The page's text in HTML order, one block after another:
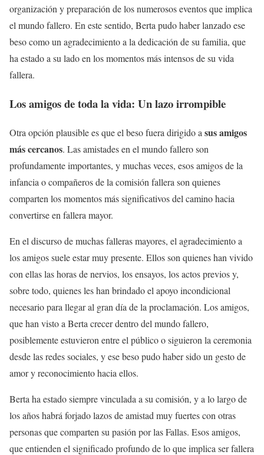
organización y preparación de los numerosos eventos que implica
el mundo fallero. En este sentido, Berta pudo haber lanzado ese
beso como un agradecimiento a la dedicación de su familia, que
ha estado a su lado en los momentos más intensos de su vida
fallera.
Los amigos de toda la vida: Un lazo irrompible
Otra opción plausible es que el beso fuera dirigido a sus amigos
más cercanos. Las amistades en el mundo fallero son
profundamente importantes, y muchas veces, esos amigos de la
infancia o compañeros de la comisión fallera son quienes
comparten los momentos más significativos del camino hacia
convertirse en fallera mayor.
En el discurso de muchas falleras mayores, el agradecimiento a
los amigos suele estar muy presente. Ellos son quienes han vivido
con ellas las horas de nervios, los ensayos, los actos previos y,
sobre todo, quienes les han brindado el apoyo incondicional
necesario para llegar al gran día de la proclamación. Los amigos,
que han visto a Berta crecer dentro del mundo fallero,
posiblemente estuvieron entre el público o siguieron la ceremonia
desde las redes sociales, y ese beso pudo haber sido un gesto de
amor y reconocimiento hacia ellos.
Berta ha estado siempre vinculada a su comisión, y a lo largo de
los años habrá forjado lazos de amistad muy fuertes con otras
personas que comparten su pasión por las Fallas. Esos amigos,
que entienden el significado profundo de lo que implica ser fallera